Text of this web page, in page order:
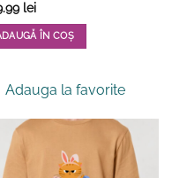
lei
ÎN COȘ
Adauga la favorite